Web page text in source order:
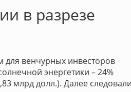
в разрезе
для венчурных инвесторов
энергетики – 24%
млрд долл.). Далее